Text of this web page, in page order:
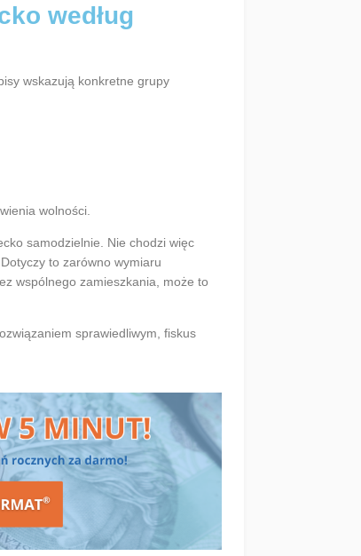
według
wskazują konkretne grupy
wolności.
samodzielnie. Nie chodzi więc
to zarówno wymiaru
wspólnego zamieszkania, może to
sprawiedliwym, fiskus